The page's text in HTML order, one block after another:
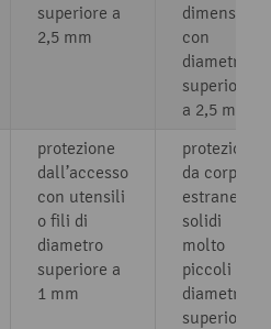
superiore a
2,5 mm
dimensioni
con
diametro
superiore
a 2,5 mm
protezione
dall’accesso
con utensili
o fili di
diametro
superiore a
1 mm
protezione
da corpi
estranei
solidi
molto
piccoli con
diametro
superiore